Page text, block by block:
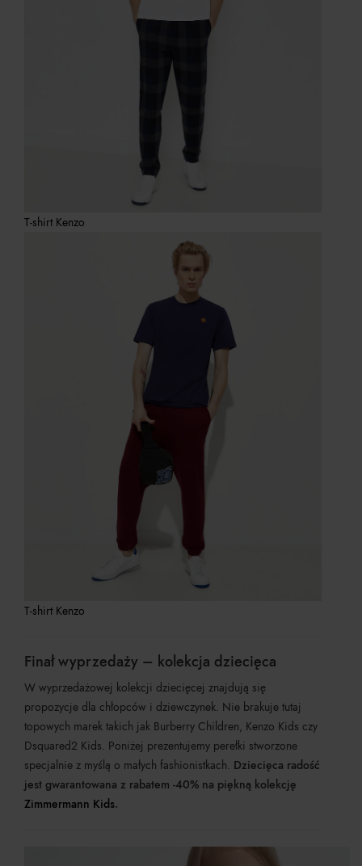
T-shirt Kenzo
T-shirt Kenzo
Finał wyprzedaży – kolekcja dziecięca
W wyprzedażowej kolekcji dziecięcej znajdują się
propozycje dla chłopców i dziewczynek. Nie brakuje tutaj
topowych marek takich jak Burberry Children, Kenzo Kids czy
Dsquared2 Kids. Poniżej prezentujemy perełki stworzone
specjalnie z myślą o małych fashionistkach. Dziecięca radość
jest gwarantowana z rabatem -40% na piękną kolekcję
Zimmermann Kids.